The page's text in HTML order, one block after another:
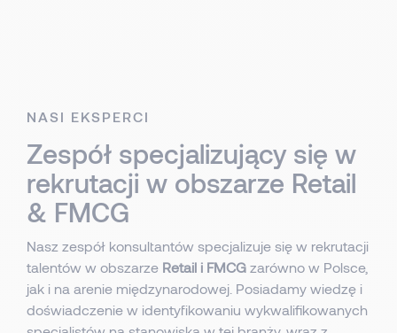
NASI EKSPERCI
Zespół specjalizujący się w
rekrutacji w obszarze Retail
& FMCG
Nasz zespół konsultantów specjalizuje się w rekrutacji
talentów w obszarze Retail i FMCG zarówno w Polsce,
jak i na arenie międzynarodowej. Posiadamy wiedzę i
doświadczenie w identyfikowaniu wykwalifikowanych